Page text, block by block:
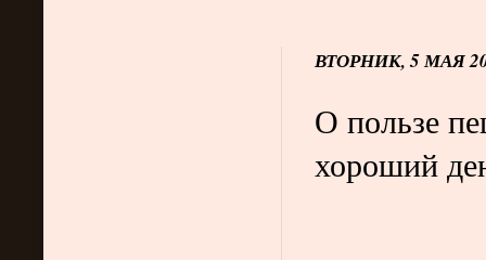
ВТОРНИК, 5 МАЯ
О пользе
хороший